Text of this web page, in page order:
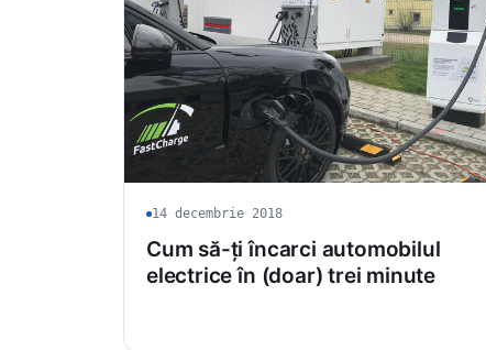
14 decembrie 2018
Cum să-ți încarci automobilul
electrice în (doar) trei minute